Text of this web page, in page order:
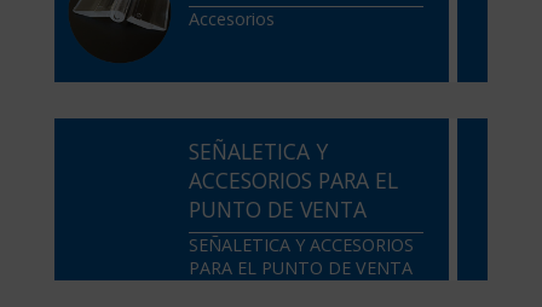
Accesorios
SEÑALETICA Y
ACCESORIOS PARA EL
PUNTO DE VENTA
SEÑALETICA Y ACCESORIOS
PARA EL PUNTO DE VENTA